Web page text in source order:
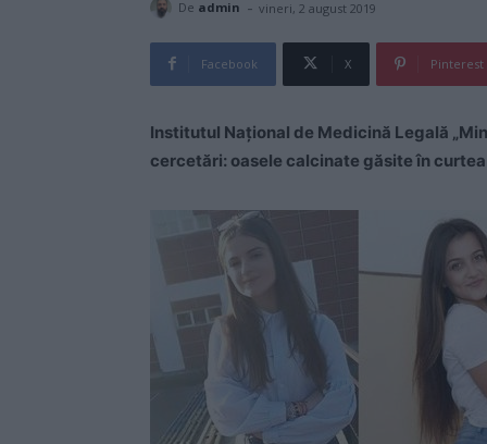
De admin - vineri, 2 august 2019
Facebook X Pinterest
Institutul Naţional de Medicină Legală
cercetări: oasele calcinate găsite în